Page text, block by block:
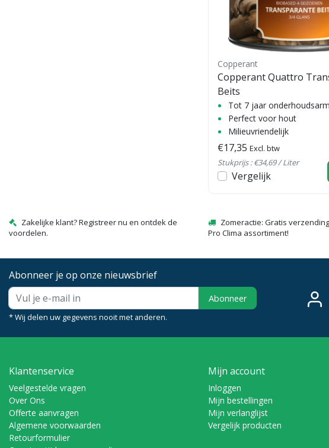
Copperant
Copperant Quattro
Beits
Tot 7 jaar onderhoudsarm
Perfect voor hout
Milieuvriendelijk
€17,35 Excl. btw
Stukprijs : €34,69 / Liter
Vergelijk
Zakelijke klant? Registreer nu en ontdek de
voordelen.
Zomeractie: Gratis
Pro Clima assortiment!
Abonneer je op onze nieuwsbrief
Abonneer
* Wij delen uw gegevens nooit met anderen.
Klantenservice
Veelgestelde vragen
Over Ons
Offerte aanvragen
Algemene voorwaarden
Retourformulier
Mijn account
Inloggen
Mijn bestellingen
Mijn verlanglijst
Vergelijk producten